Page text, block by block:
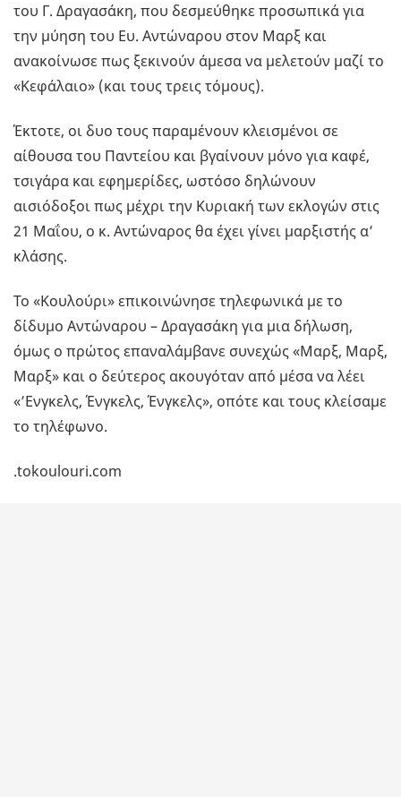
του Γ. Δραγασάκη, που δεσμεύθηκε προσωπικά για
την μύηση του Ευ. Αντώναρου στον Μαρξ και
ανακοίνωσε πως ξεκινούν άμεσα να μελετούν μαζί το
«Κεφάλαιο» (και τους τρεις τόμους).
Έκτοτε, οι δυο τους παραμένουν κλεισμένοι σε
αίθουσα του Παντείου και βγαίνουν μόνο για καφέ,
τσιγάρα και εφημερίδες, ωστόσο δηλώνουν
αισιόδοξοι πως μέχρι την Κυριακή των εκλογών στις
21 Μαΐου, ο κ. Αντώναρος θα έχει γίνει μαρξιστής α’
κλάσης.
Το «Κουλούρι» επικοινώνησε τηλεφωνικά με το
δίδυμο Αντώναρου – Δραγασάκη για μια δήλωση,
όμως ο πρώτος επαναλάμβανε συνεχώς «Μαρξ, Μαρξ,
Μαρξ» και ο δεύτερος ακουγόταν από μέσα να λέει
«’Ενγκελς, Ένγκελς, Ένγκελς», οπότε και τους κλείσαμε
το τηλέφωνο.
.tokoulouri.com